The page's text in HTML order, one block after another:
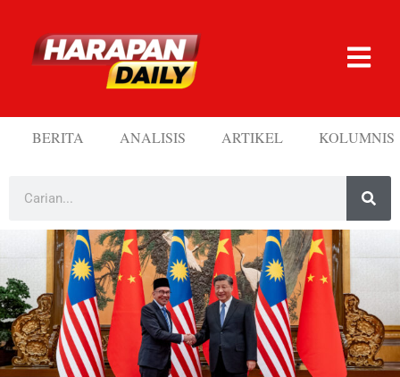
BERITA ANALISIS ARTIKEL KOLUMNIS